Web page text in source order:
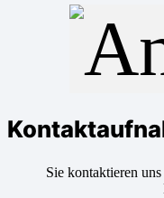
Sie kontaktieren